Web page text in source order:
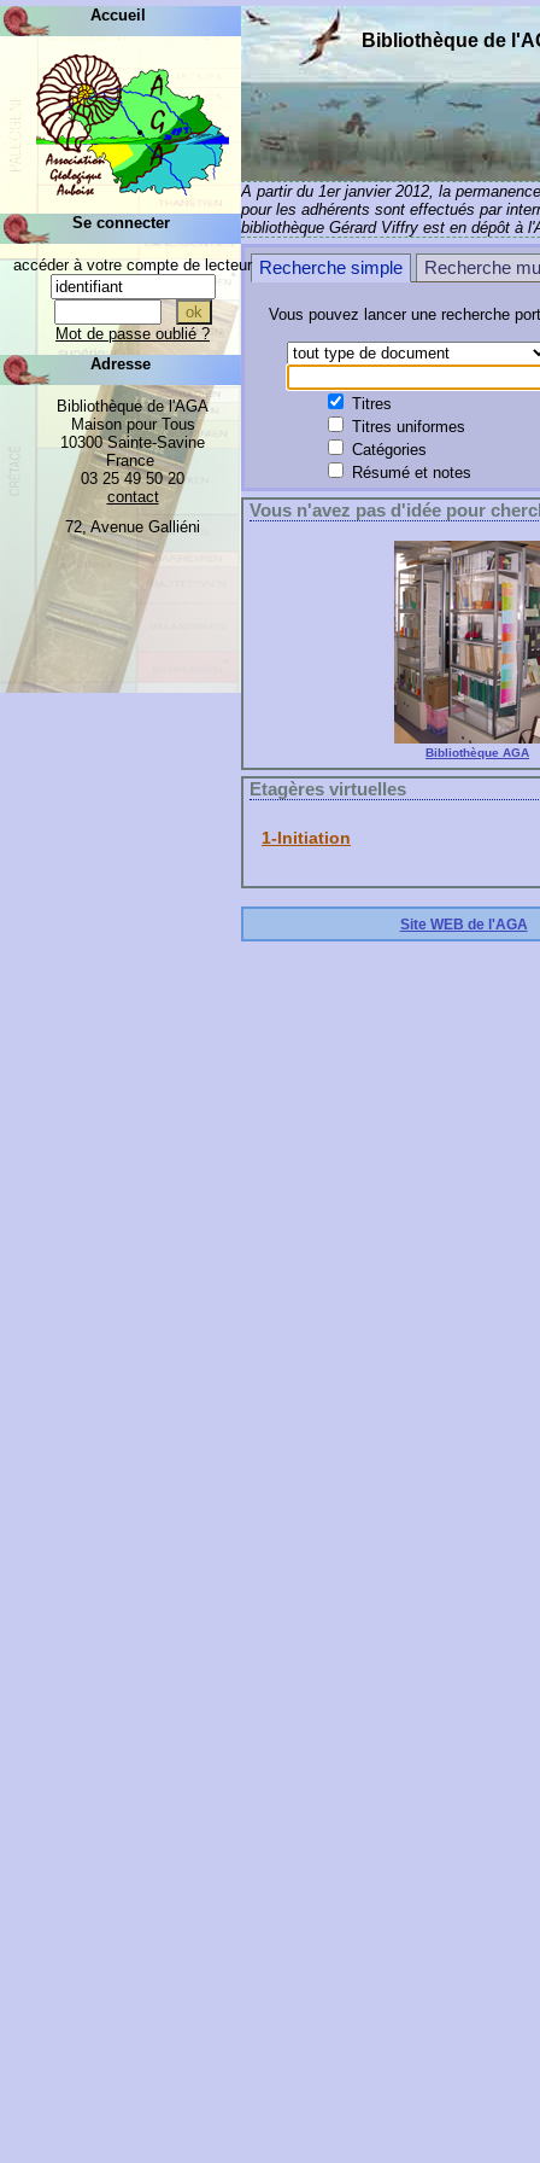
A partir du 1er janvier 2012, la
pour les adhérents sont effectués par
bibliothèque Gérard Viffry est en dépôt à
Recherche simple Recherche
Vous pouvez lancer une recherche
Titres
Titres uniformes
Catégories
Résumé et notes
Vous n'avez pas d'idée pour
Bibliothèque AGA
Etagères virtuelles
1-Initiation
Site WEB de l'AGA
Bibliothèque de
Accueil
Se connecter
accéder à votre compte de lecteur
Mot de passe oublié ?
Adresse
Bibliothèque de l'AGA
Maison pour Tous
10300 Sainte-Savine
France
03 25 49 50 20
contact
72, Avenue Galliéni